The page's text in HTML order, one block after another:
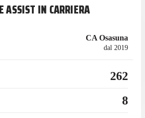
ASSIST IN CARRIERA
CA Osasuna
dal 2019
262
8